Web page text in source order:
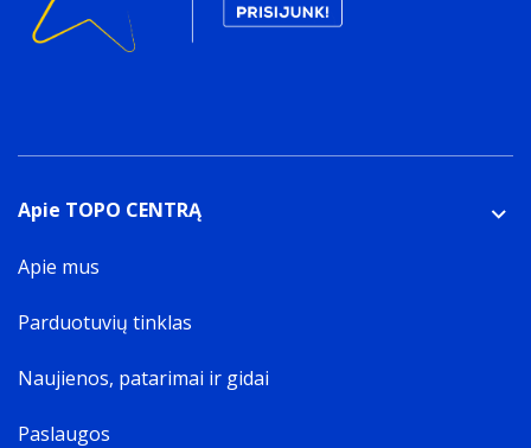
Apie TOPO CENTRĄ
Apie mus
Parduotuvių tinklas
Naujienos, patarimai ir gidai
Paslaugos